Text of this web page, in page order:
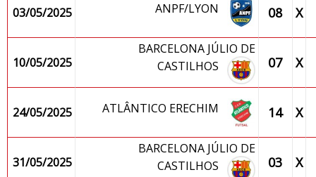
03/05/2025 ANPF/LYON 08 X
10/05/2025
BARCELONA JÚLIO DE
CASTILHOS
07 X
24/05/2025 ATLÂNTICO ERECHIM 14 X
31/05/2025
BARCELONA JÚLIO DE
CASTILHOS
03 X